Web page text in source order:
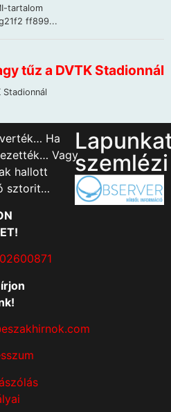
Ha
Vagy
hallott
sztorit…
szemlézi